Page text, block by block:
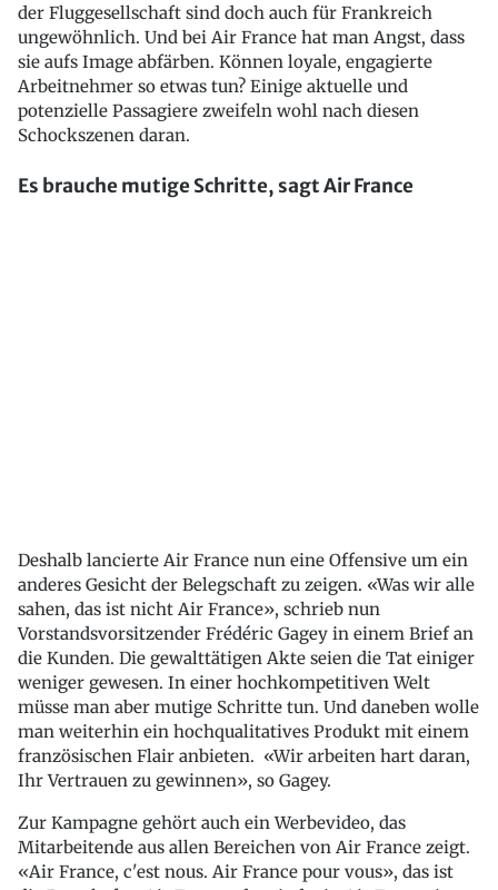
der Fluggesellschaft sind doch auch für Frankreich
ungewöhnlich. Und bei Air France hat man Angst, dass
sie aufs Image abfärben. Können loyale, engagierte
Arbeitnehmer so etwas tun? Einige aktuelle und
potenzielle Passagiere zweifeln wohl nach diesen
Schockszenen daran.
Es brauche mutige Schritte, sagt Air France
Deshalb lancierte Air France nun eine Offensive um ein
anderes Gesicht der Belegschaft zu zeigen. «Was wir alle
sahen, das ist nicht Air France», schrieb nun
Vorstandsvorsitzender Frédéric Gagey in einem Brief an
die Kunden. Die gewalttätigen Akte seien die Tat einiger
weniger gewesen. In einer hochkompetitiven Welt
müsse man aber mutige Schritte tun. Und daneben wolle
man weiterhin ein hochqualitatives Produkt mit einem
französischen Flair anbieten. «Wir arbeiten hart daran,
Ihr Vertrauen zu gewinnen», so Gagey.
Zur Kampagne gehört auch ein Werbevideo, das
Mitarbeitende aus allen Bereichen von Air France zeigt.
«Air France, c'est nous. Air France pour vous», das ist